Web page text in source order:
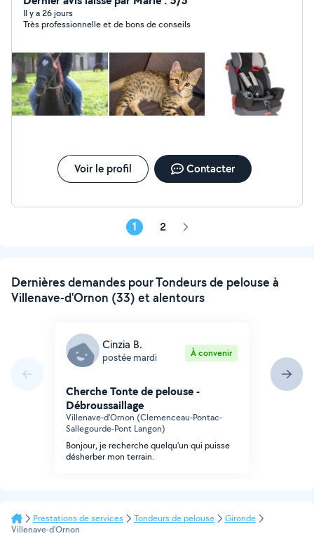
egalement du montage de meubles car je suis
menusière depuis 2000. -Location siège auto et lit
Il y a 26 jours
Très professionnelle et de bons de conseils
Voir le profil Contacter
1 2 Page
Dernières demandes pour Tondeurs de pelouse à
Villenave-d'Ornon (33) et alentours
Cinzia B.
postée mardi À convenir
Cherche Tonte de pelouse -
Débroussaillage
Villenave-d'Ornon (Clemenceau-Pontac-
Sallegourde-Pont Langon)
Bonjour, je recherche quelqu'un qui puisse
désherber mon terrain.
Prestations de services Tondeurs de pelouse
Gironde
Villenave-d'Ornon